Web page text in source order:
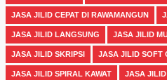
JASA JILID CEPAT DI RAWAMANGUN
JASA JILID LANGSUNG JASA JILID
JASA JILID SKRIPSI JASA JILID SOFT
JASA JILID SPIRAL KAWAT JASA